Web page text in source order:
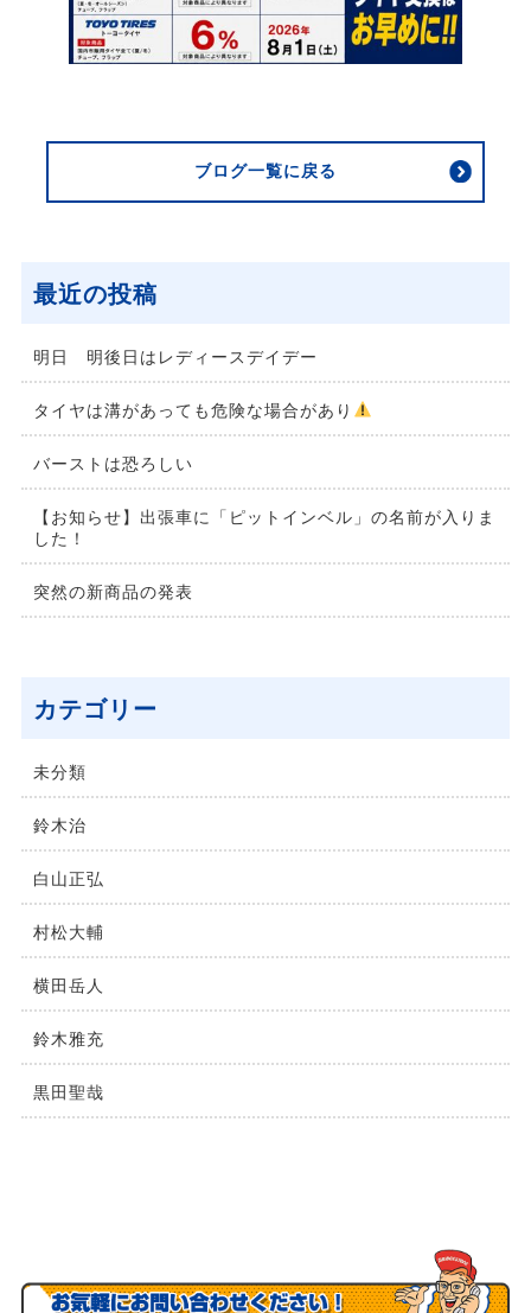
ブログ一覧に戻る
最近の投稿
明日 明後日はレディースデイデー
タイヤは溝があっても危険な場合があり
バーストは恐ろしい
【お知らせ】出張車に「ピットインベル」の名前が入りま
した！
突然の新商品の発表
カテゴリー
未分類
鈴⽊治
⽩⼭正弘
村松⼤輔
横⽥岳⼈
鈴木雅充
黒田聖哉